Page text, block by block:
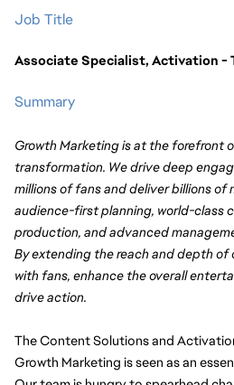
Job Title
Associate Specialist, Activation -
Summary
Growth Marketing is at the forefront
transformation. We drive deep
millions of fans and deliver billions of
audience-first planning, world-class
production, and advanced
By extending the reach and depth of
with fans, enhance the overall
drive action.
The Content Solutions and
Growth Marketing is seen as an